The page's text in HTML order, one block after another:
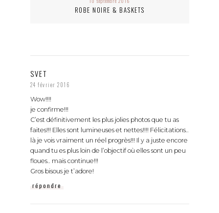
ROBE NOIRE & BASKETS
SVET
24 février 2016
Wow!!!!
je confirme!!!
C’est définitivement les plus jolies photos que tu as
faites!!! Elles sont lumineuses et nettes!!!! Félicitations..
là je vois vraiment un réel progrès!!! Il y a juste encore
quand tu es plus loin de l’objectif où elles sont un peu
floues.. mais continue!!!
Gros bisous je t’adore!
répondre